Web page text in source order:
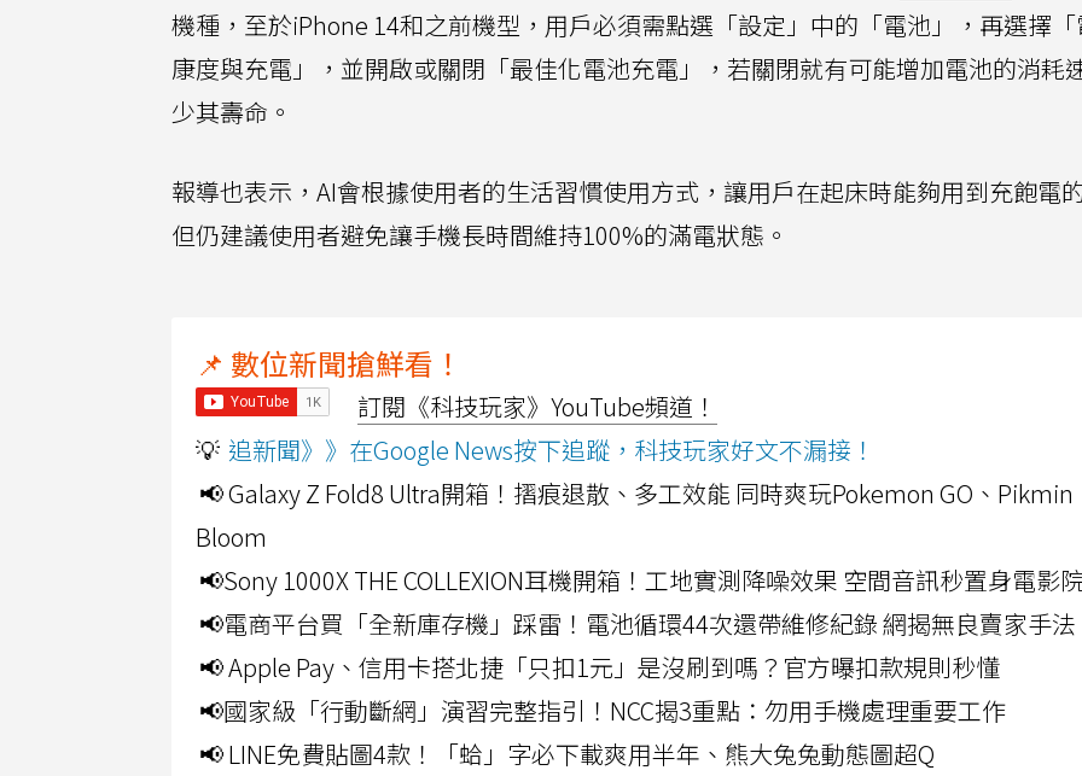
機種，至於iPhone 14和之前機型，用戶必須需點選「設定」中的「電池」，再選擇
康度與充電」，並開啟或關閉「最佳化電池充電」，若關閉就有可能增加電池的消耗
少其壽命。
報導也表示，AI會根據使用者的生活習慣使用方式，讓用戶在起床時能夠用到充飽電
但仍建議使用者避免讓手機長時間維持100%的滿電狀態。
📌 數位新聞搶鮮看！
訂閱《科技玩家》YouTube頻道！
💡 追新聞》》在Google News按下追蹤，科技玩家好文不漏接！
📢 Galaxy Z Fold8 Ultra開箱！摺痕退散、多工效能 同時爽玩Pokemon GO、Pikmin
Bloom
📢Sony 1000X THE COLLEXION耳機開箱！工地實測降噪效果 空間音訊秒置身電影
📢電商平台買「全新庫存機」踩雷！電池循環44次還帶維修紀錄 網揭無良賣家手法
📢 Apple Pay、信用卡搭北捷「只扣1元」是沒刷到嗎？官方曝扣款規則秒懂
📢國家級「行動斷網」演習完整指引！NCC揭3重點：勿用手機處理重要工作
📢 LINE免費貼圖4款！「蛤」字必下載爽用半年、熊大兔兔動態圖超Q